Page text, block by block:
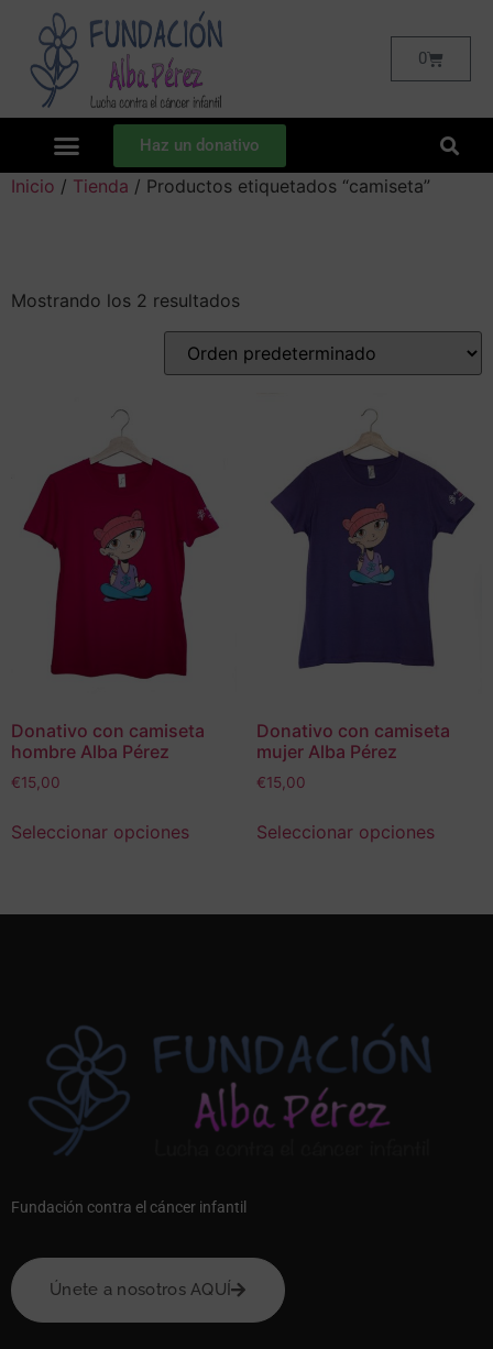
0
Haz un donativo
Inicio / Tienda / Productos etiquetados “camiseta”
Mostrando los 2 resultados
Donativo con camiseta
hombre Alba Pérez
€15,00
Seleccionar opciones
Donativo con camiseta
mujer Alba Pérez
€15,00
Seleccionar opciones
Fundación contra el cáncer infantil
Únete a nosotros AQUÍ